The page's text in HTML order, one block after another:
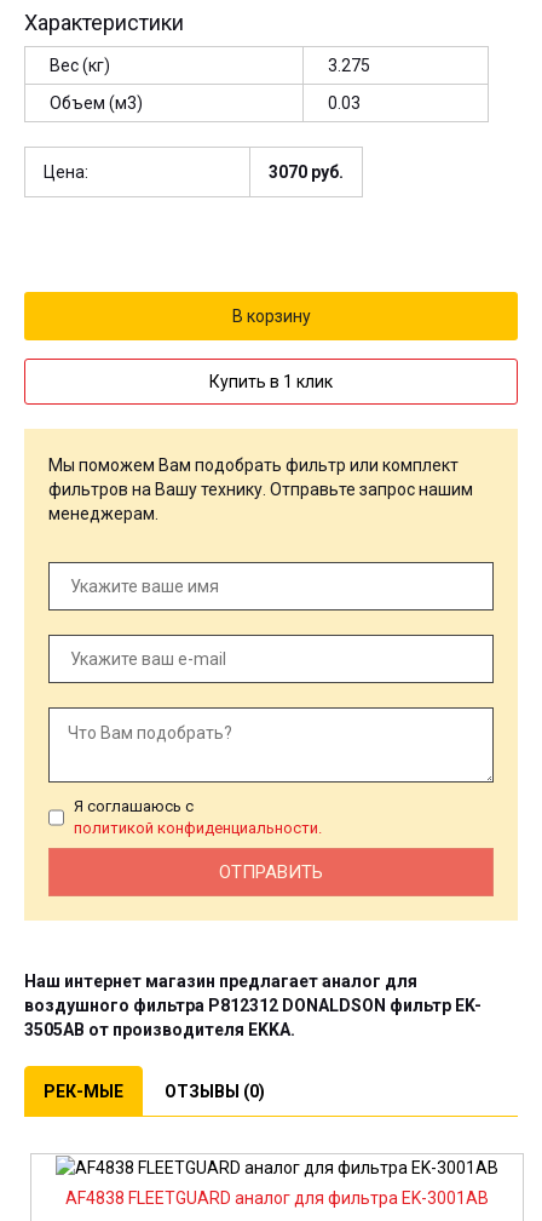
Характеристики
Вес (кг)
3.275
Объем (м3)
0.03
Цена: 3070 руб.
Купить в 1 клик
Мы поможем Вам подобрать фильтр или комплект
фильтров на Вашу технику. Отправьте запрос нашим
менеджерам.
Я соглашаюсь с
политикой конфиденциальности.
Наш интернет магазин предлагает аналог для
воздушного фильтра P812312 DONALDSON фильтр EK-
3505AB от производителя EKKA.
РЕК-МЫЕ ОТЗЫВЫ (0)
AF4838 FLEETGUARD аналог для фильтра EK-3001AB